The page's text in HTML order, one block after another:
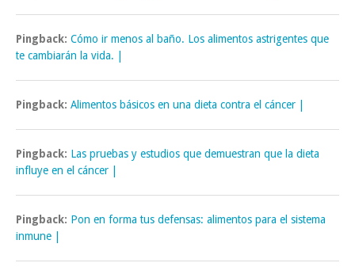
Pingback: Cómo ir menos al baño. Los alimentos astrigentes que
te cambiarán la vida. |
Pingback: Alimentos básicos en una dieta contra el cáncer |
Pingback: Las pruebas y estudios que demuestran que la dieta
influye en el cáncer |
Pingback: Pon en forma tus defensas: alimentos para el sistema
inmune |